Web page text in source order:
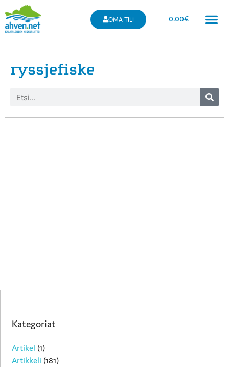
OMA TILI 0.00€
ryssjefiske
Kategoriat
Artikel (1)
Artikkeli (181)